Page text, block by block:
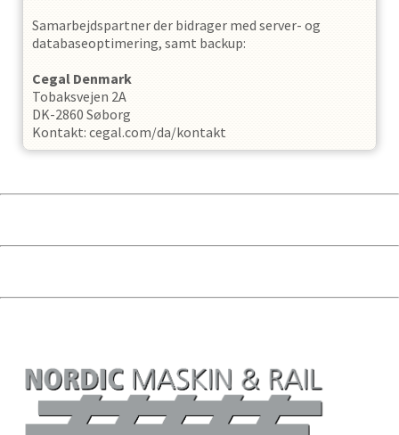
Samarbejdspartner der bidrager med server- og
databaseoptimering, samt backup:
Cegal Denmark
Tobaksvejen 2A
DK-2860 Søborg
Kontakt: cegal.com/da/kontakt